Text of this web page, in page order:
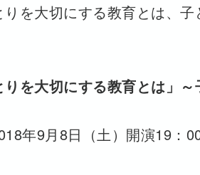
を大切にする教育とは、子
りを大切にする教育とは」
年9月8日（土）開演19：